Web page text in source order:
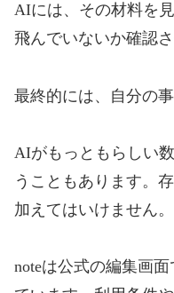
AIには、その材料を
飛んでいないか確認
最終的には、自分の
AIがもっともらしい
うこともあります。
加えてはいけません。
noteは公式の編集画